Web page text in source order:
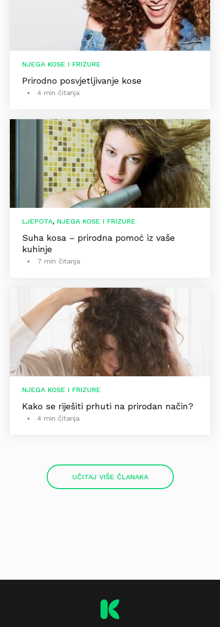
NJEGA KOSE I FRIZURE
Prirodno posvjetljivanje kose
4 min čitanja
LJEPOTA, NJEGA KOSE I FRIZURE
Suha kosa – prirodna pomoć iz vaše
kuhinje
7 min čitanja
NJEGA KOSE I FRIZURE
Kako se riješiti prhuti na prirodan način?
4 min čitanja
UČITAJ VIŠE ČLANAKA